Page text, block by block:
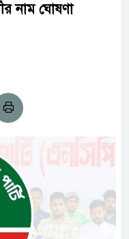
নাম ঘোষণা